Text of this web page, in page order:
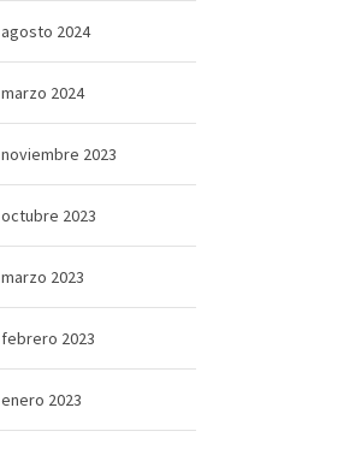
agosto 2024
marzo 2024
noviembre 2023
octubre 2023
marzo 2023
febrero 2023
enero 2023